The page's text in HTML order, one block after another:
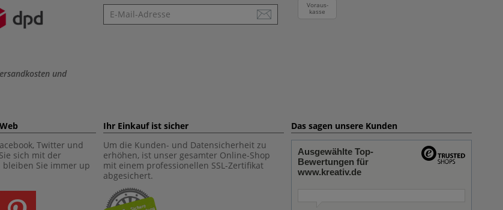
und
Newsletter
Voraus-
kasse
Twitter und
sich mit der
Sie immer up
Ihr Einkauf ist sicher
Um die Kunden- und Datensicherheit zu
erhöhen, ist unser gesamter Online-Shop
mit einem professionellen SSL-Zertifikat
abgesichert.
Das sagen unsere Kunden
Ausgewählte Top-
Bewertungen für
www.kreativ.de